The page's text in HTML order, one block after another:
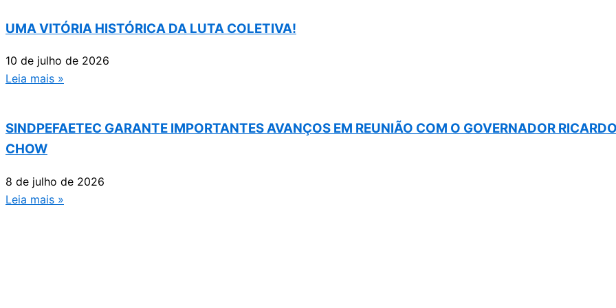
UMA VITÓRIA HISTÓRICA DA LUTA COLETIVA!
10 de julho de 2026
Leia mais »
SINDPEFAETEC GARANTE IMPORTANTES AVANÇOS EM REUNIÃO COM O GOVERNADOR
CHOW
8 de julho de 2026
Leia mais »